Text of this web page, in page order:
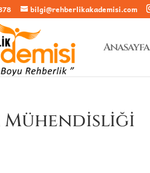
bilgi@rehberlikakademisi.com
Anasayfa
Mühendisliği